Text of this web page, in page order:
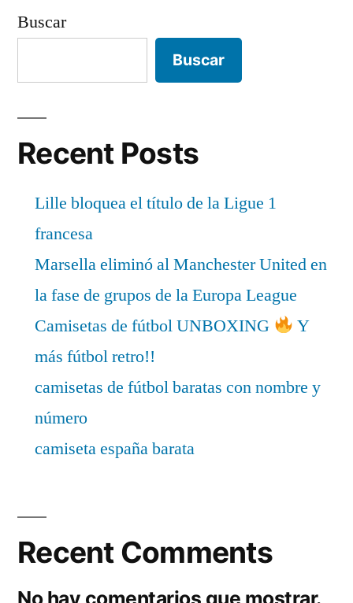
Buscar
Buscar
Recent Posts
Lille bloquea el título de la Ligue 1
francesa
Marsella eliminó al Manchester United en
la fase de grupos de la Europa League
Camisetas de fútbol UNBOXING
Y
más fútbol retro!!
camisetas de fútbol baratas con nombre y
número
camiseta españa barata
Recent Comments
No hay comentarios que mostrar.